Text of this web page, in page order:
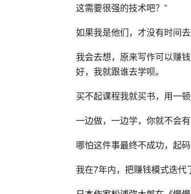
这需要很强的技术吧？”
如果我是他们，才没有时间
我会去想，原来写作可以赚
好，我就跟谁去学呗。
买不起课程我就买书，用一
一边做，一边学，你就不会
哪怕这件事最终不成功，起
我在7年内，把赚钱模式迭代